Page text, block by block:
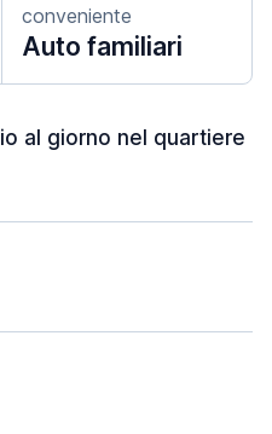
conveniente
Auto familiari
al giorno nel quartiere